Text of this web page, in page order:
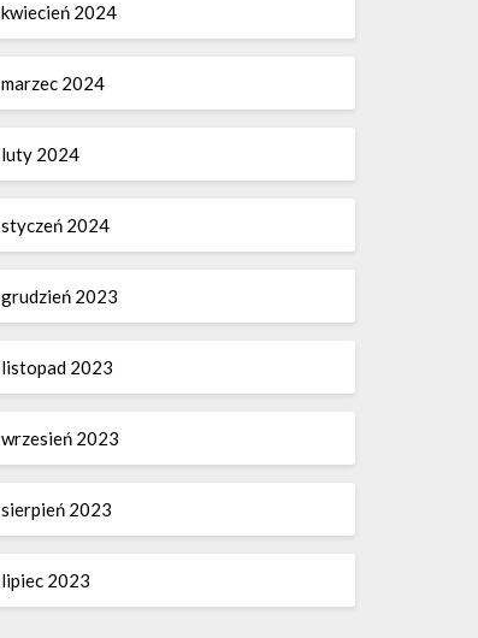
kwiecień 2024
marzec 2024
luty 2024
styczeń 2024
grudzień 2023
listopad 2023
wrzesień 2023
sierpień 2023
lipiec 2023